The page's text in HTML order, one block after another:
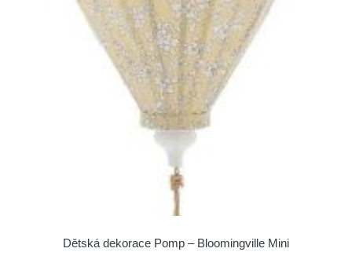
Dětská dekorace Pomp – Bloomingville Mini